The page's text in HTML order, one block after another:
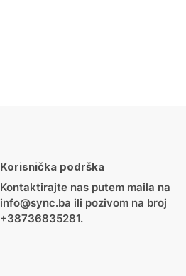
Korisnička podrška
Kontaktirajte nas putem maila na
info@sync.ba ili pozivom na broj
+38736835281.